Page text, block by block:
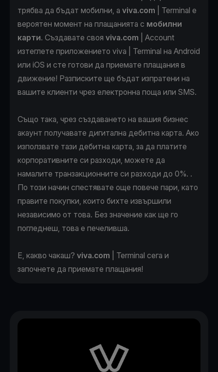
трябва да бъдат мобилни, а viva.com | Terminal е
вероятен момент на плащанията с мобилни
карти. Създавате своя viva.com
| Account
изтеглете приложението viva | Terminal на Android
или iOS и сте готови да приемате плащания в
движение! Разписките ще бъдат изпратени на
вашите клиенти чрез електронна поща или SMS.
Също така, чрез създаването на вашия бизнес
акаунт получавате дигитална дебитна карта. Ако
използвате тази дебитна карта, за да платите
корпоративните си разходи, можете да
намалите транзакционните си разходи до 0%. .
По този начин спестявате още повече пари, като
правите покупки, които бихте извършили
независимо от това. Без значение как ще го
погледнеш, това е печеливша.
Е, какво чакаш? viva.com | Terminal сега и
започнете да приемате плащания!